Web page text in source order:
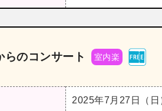
らのコンサート 室内楽
2025年7月27日（日